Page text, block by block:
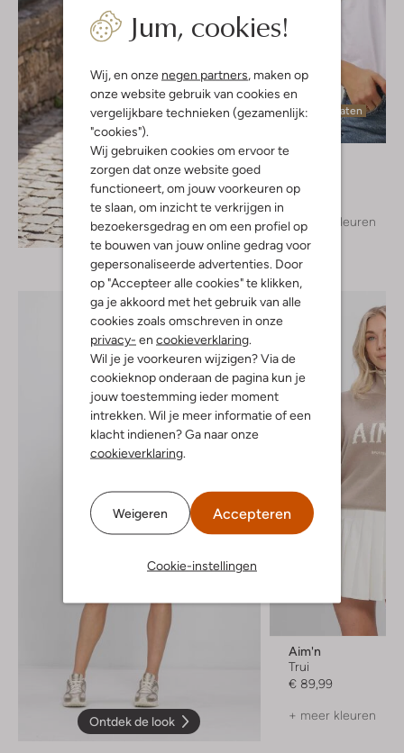
Jum, cookies!
Wij, en onze negen partners, maken op
onze website gebruik van cookies en
vergelijkbare technieken (gezamenlijk:
"cookies").
Wij gebruiken cookies om ervoor te
zorgen dat onze website goed
functioneert, om jouw voorkeuren op
te slaan, om inzicht te verkrijgen in
bezoekersgedrag en om een profiel op
te bouwen van jouw online gedrag voor
gepersonaliseerde advertenties. Door
op "Accepteer alle cookies" te klikken,
ga je akkoord met het gebruik van alle
cookies zoals omschreven in onze
privacy- en cookieverklaring.
Wil je je voorkeuren wijzigen? Via de
cookieknop onderaan de pagina kun je
jouw toestemming ieder moment
intrekken. Wil je meer informatie of een
klacht indienen? Ga naar onze
cookieverklaring.
Weigeren Accepteren
Cookie-instellingen
Ontdek de look
Laatste maten
Notre-V
€ 39,95
+ meer kleuren
Ontdek de look
Aim'n
Trui
€ 89,99
+ meer kleuren